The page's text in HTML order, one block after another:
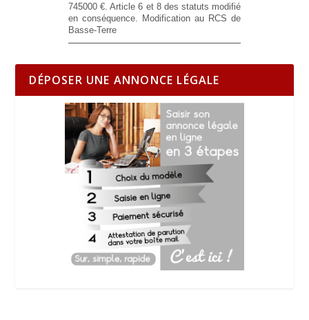
745000 €. Article 6 et 8 des statuts modifié
en conséquence. Modification au RCS de
Basse-Terre
DÉPOSER UNE ANNONCE LÉGALE